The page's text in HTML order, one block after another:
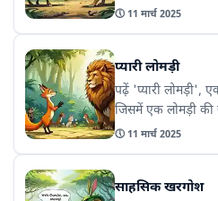
दिखाया गया है। यह
करने से हमेशा नुकसान
🕔11 मार्च 2025
प्यारी लोमड़ी
पढ़ें 'प्यारी लोमड़ी',
जिसमें एक लोमड़ी की
दर्शाया गया है। यह
भी मुश्किल का
🕔11 मार्च 2025
साहसिक खरगोश